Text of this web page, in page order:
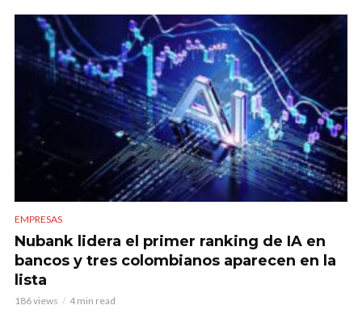
EMPRESAS
Nubank lidera el primer ranking de IA en
bancos y tres colombianos aparecen en la
lista
186 views 4 min read